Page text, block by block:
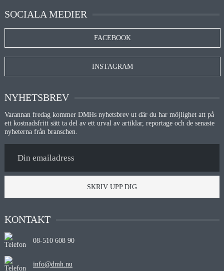
SOCIALA MEDIER
FACEBOOK
INSTAGRAM
NYHETSBREV
Varannan fredag kommer DMHs nyhetsbrev ut där du har möjlighet att på
ett kostnadsfritt sätt ta del av ett urval av artiklar, reportage och de senaste
nyheterna från branschen.
SKRIV UPP DIG
KONTAKT
08-510 608 90
info@dmh.nu